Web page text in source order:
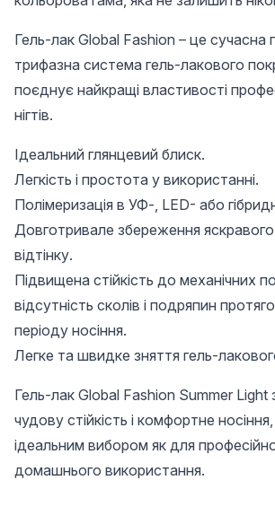
Гель-лак Global Fashion – це сучасна
трифазна система гель-лакового
поєднує найкращі властивості
нігтів.
Ідеальний глянцевий блиск.
Легкість і простота у використанні.
Полімеризація в УФ-, LED- або
Довготривале збереження
відтінку.
Підвищена стійкість до механічних
відсутність сколів і подряпин
періоду носіння.
Легке та швидке зняття гель-
Гель-лак Global Fashion Summer Light
чудову стійкість і комфортне
ідеальним вибором як для
домашнього використання.